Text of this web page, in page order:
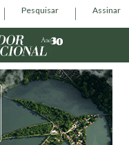
Pesquisar Assinar